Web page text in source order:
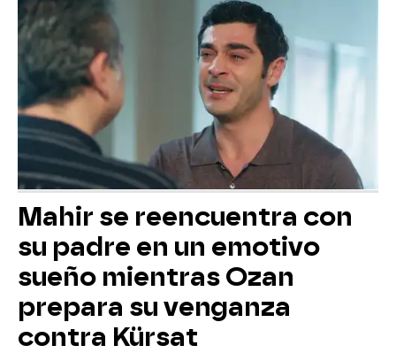
Mahir se reencuentra con
su padre en un emotivo
sueño mientras Ozan
prepara su venganza
contra Kürsat